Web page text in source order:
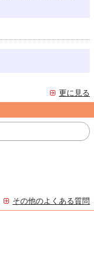
更に見る
その他のよくある質問